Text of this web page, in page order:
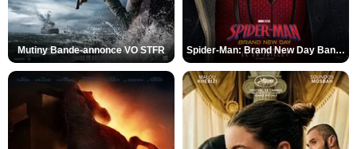
Mutiny Bande-annonce VO STFR Spider-Man: Brand New Day Bande-annonce VO STFR